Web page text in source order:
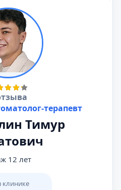
терапевт
Тимур
12 лет
клинике